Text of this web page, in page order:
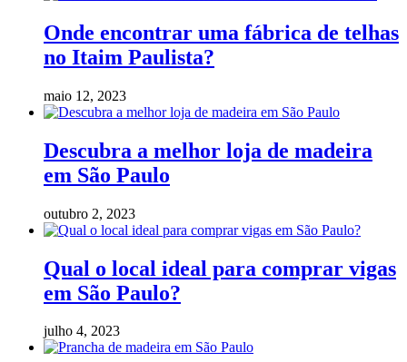
Onde encontrar uma fábrica de telhas
no Itaim Paulista?
maio 12, 2023
Descubra a melhor loja de madeira
em São Paulo
outubro 2, 2023
Qual o local ideal para comprar vigas
em São Paulo?
julho 4, 2023